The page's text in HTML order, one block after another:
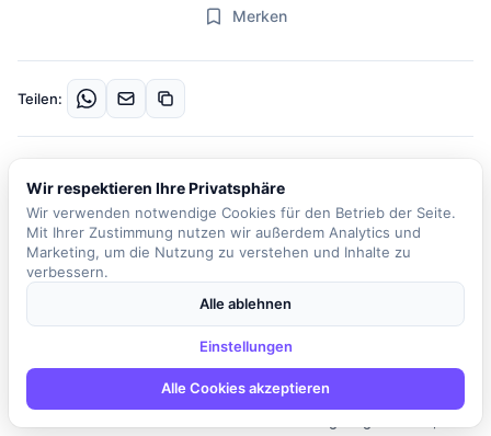
Merken
Teilen:
Unser Kunde ist ein führendes Unternehmen in der
Medizintechnik, das sich auf die Entwicklung und Herstellung
innovativer Komponentenlösungen für die Röntgenbildgebung
spezialisiert hat. Für den Bereich Forschung und Entwicklung
suchen wir ab sofort einen Softwareentwickler Embedded C/C++
(Linux) (m/w/d) in der Produktentwicklung. In dieser Rolle sind Sie
verantwortlich für die Programmierung von Detektor-, Embedded-
und Anwendungssoftware sowie die Entwicklung neuer
Produktsoftware für Test- und Betriebsunterstützung. Sie
Wir respektieren Ihre Privatsphäre
Wir verwenden notwendige Cookies für den Betrieb der Seite.
Mit Ihrer Zustimmung nutzen wir außerdem Analytics und
Marketing, um die Nutzung zu verstehen und Inhalte zu
verbessern.
Alle ablehnen
Einstellungen
Alle Cookies akzeptieren